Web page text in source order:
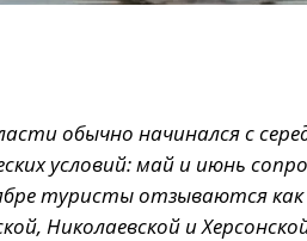
обычно начинался с
условий: май и июнь
туристы отзываются как
Николаевской и